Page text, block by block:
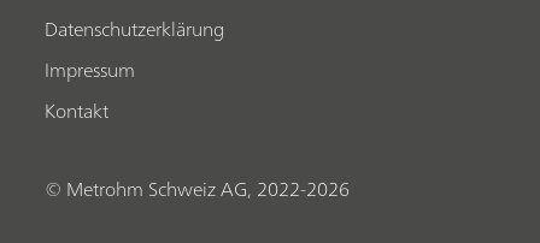
Datenschutzerklärung
Impressum
Kontakt
© Metrohm Schweiz AG, 2022-2026